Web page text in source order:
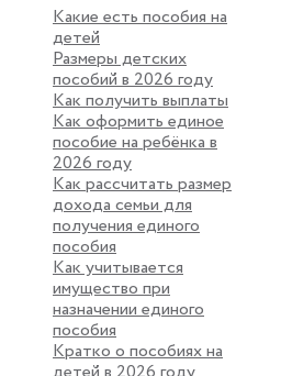
Какие есть пособия на
детей
Размеры детских
пособий в 2026 году
Как получить выплаты
Как оформить единое
пособие на ребёнка в
2026 году
Как рассчитать размер
дохода семьи для
получения единого
пособия
Как учитывается
имущество при
назначении единого
пособия
Кратко о пособиях на